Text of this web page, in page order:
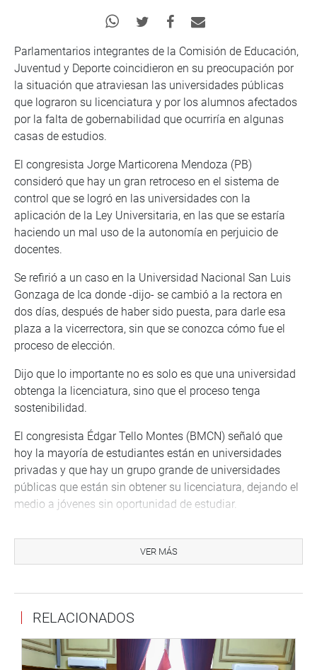
Parlamentarios integrantes de la Comisión de Educación,
Juventud y Deporte coincidieron en su preocupación por
la situación que atraviesan las universidades públicas
que lograron su licenciatura y por los alumnos afectados
por la falta de gobernabilidad que ocurriría en algunas
casas de estudios.
El congresista Jorge Marticorena Mendoza (PB)
consideró que hay un gran retroceso en el sistema de
control que se logró en las universidades con la
aplicación de la Ley Universitaria, en las que se estaría
haciendo un mal uso de la autonomía en perjuicio de
docentes.
Se refirió a un caso en la Universidad Nacional San Luis
Gonzaga de Ica donde -dijo- se cambió a la rectora en
dos días, después de haber sido puesta, para darle esa
plaza a la vicerrectora, sin que se conozca cómo fue el
proceso de elección.
Dijo que lo importante no es solo es que una universidad
obtenga la licenciatura, sino que el proceso tenga
sostenibilidad.
El congresista Édgar Tello Montes (BMCN) señaló que
hoy la mayoría de estudiantes están en universidades
privadas y que hay un grupo grande de universidades
públicas que están sin obtener su licenciatura, dejando el
medio a jóvenes sin oportunidad de estudiar.
María Balcázar Zelada (PB), a la par presidente de la
comisión, quien dijo que funcionarios del Ministerio de
La congresista Noelia Herrera Medina (RP) lamentó que
muchos jóvenes de secundaria no tengan oportunidad de
estudiar en las universidades porque muchas fueron
VER MÁS
RELACIONADOS